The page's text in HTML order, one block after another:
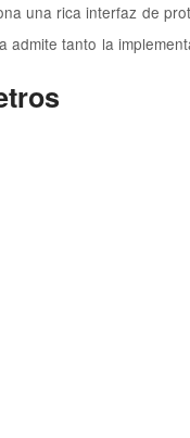
una rica interfaz de
admite tanto la